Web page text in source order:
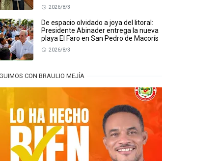
2026/8/3
De espacio olvidado a joya del litoral:
Presidente Abinader entrega la nueva
playa El Faro en San Pedro de Macorís
2026/8/3
CON BRAULIO MEJÍA